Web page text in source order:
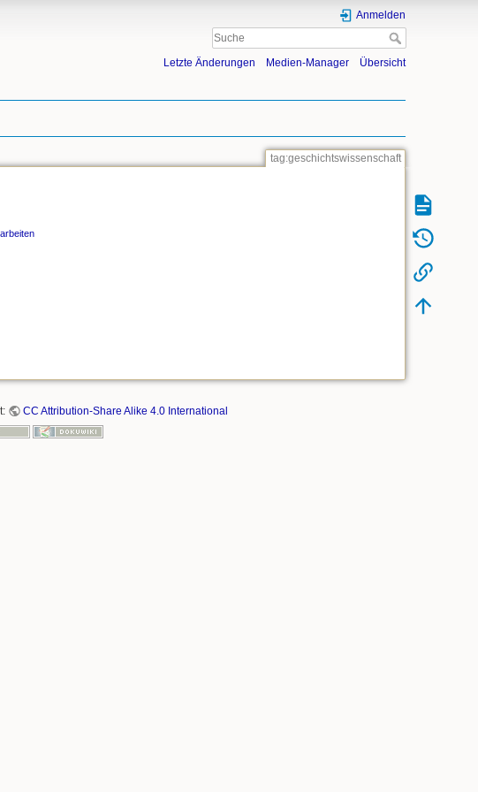
Anmelden
Letzte Änderungen Medien-Manager Übersicht
tag:geschichtswissenschaft
CC Attribution-Share Alike 4.0 International